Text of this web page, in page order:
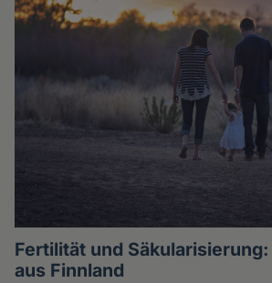
Fertilität und
aus Finnland